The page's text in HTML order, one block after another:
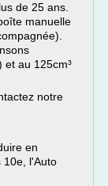
de 25 ans.
manuelle
et au 125cm³
notre
en
10e, l'Auto